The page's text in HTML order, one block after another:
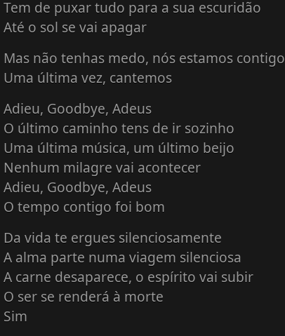
Tem de puxar tudo para a sua escuridão
Até o sol se vai apagar
Mas não tenhas medo, nós estamos contigo
Uma última vez, cantemos
Adieu, Goodbye, Adeus
O último caminho tens de ir sozinho
Uma última música, um último beijo
Nenhum milagre vai acontecer
Adieu, Goodbye, Adeus
O tempo contigo foi bom
Da vida te ergues silenciosamente
A alma parte numa viagem silenciosa
A carne desaparece, o espírito vai subir
O ser se renderá à morte
Sim